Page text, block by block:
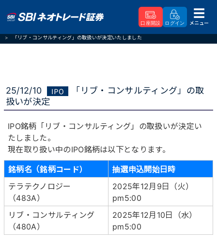
口座開設 ログイン
メニュー
「リブ・コンサルティング」の取扱いが決定いたしました
25/12/10
「リブ・コンサルティング」の取
扱いが決定
IPO銘柄「リブ・コンサルティング」の取扱いが決定い
たしました。
現在取り扱い中のIPO銘柄は以下となります。
銘柄名（銘柄コード）
抽選申込開始日時
テラテクノロジー
（483A）
2025年12月9日（火）
pm5:00
リブ・コンサルティング
（480A）
2025年12月10日（水）
pm5:00